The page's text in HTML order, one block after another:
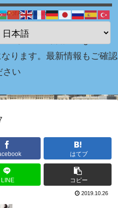
of Azerbaijan
バイジャン情報 Blog！
ります。最新情報もご確認
さい
はてブ
LINE コピー
2019.10.26